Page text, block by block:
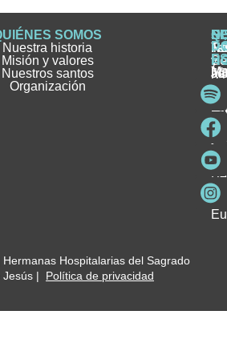
SOMOS
Nuestra historia
Misión y valores
Nuestros santos
Organización
e
y
y
Hospitalarias del Sagrado
Jesús | Política de privacidad